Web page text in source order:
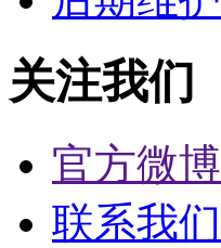
关注我们
官方微博
联系我们